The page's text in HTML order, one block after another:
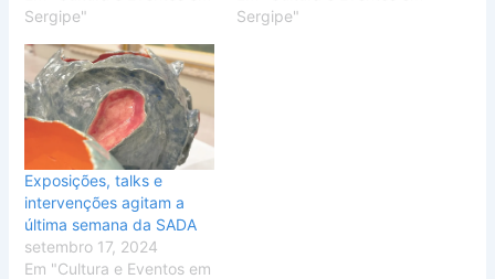
Sergipe"
Sergipe"
Exposições, talks e
intervenções agitam a
última semana da SADA
setembro 17, 2024
Em "Cultura e Eventos em